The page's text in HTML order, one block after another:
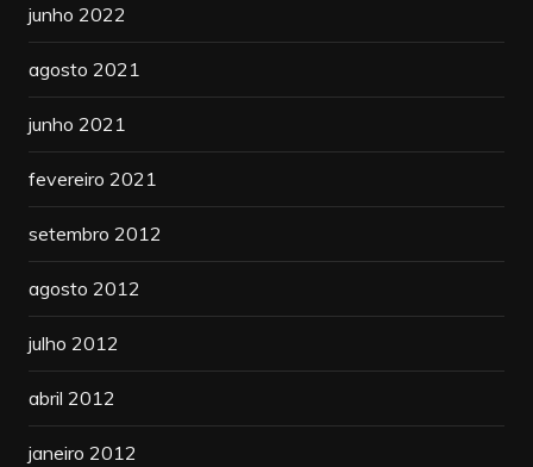
junho 2022
agosto 2021
junho 2021
fevereiro 2021
setembro 2012
agosto 2012
julho 2012
abril 2012
janeiro 2012